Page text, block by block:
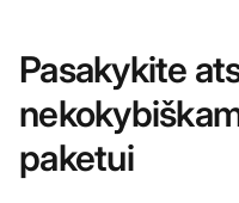
Pasakykite
paketui